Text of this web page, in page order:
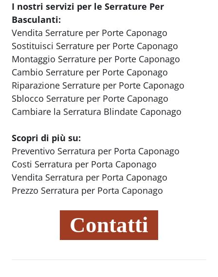
I nostri servizi per le Serrature Per
Basculanti:
Vendita Serrature per Porte Caponago
Sostituisci Serrature per Porte Caponago
Montaggio Serrature per Porte Caponago
Cambio Serrature per Porte Caponago
Riparazione Serrature per Porte Caponago
Sblocco Serrature per Porte Caponago
Cambiare la Serratura Blindate Caponago
Scopri di più su:
Preventivo Serratura per Porta Caponago
Costi Serratura per Porta Caponago
Vendita Serratura per Porta Caponago
Prezzo Serratura per Porta Caponago
Contatti